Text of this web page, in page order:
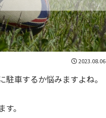
2023.08.06
車するか悩みますよね。
。